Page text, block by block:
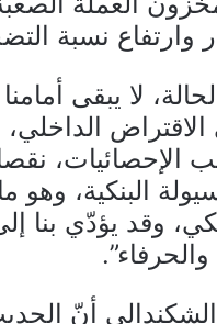
وارتفاع نسبة
لا يبقى
الاقتراض
الإحصائيات،
البنكية، وهو
وقد يؤدّي بنا
الشكندالي أنّ